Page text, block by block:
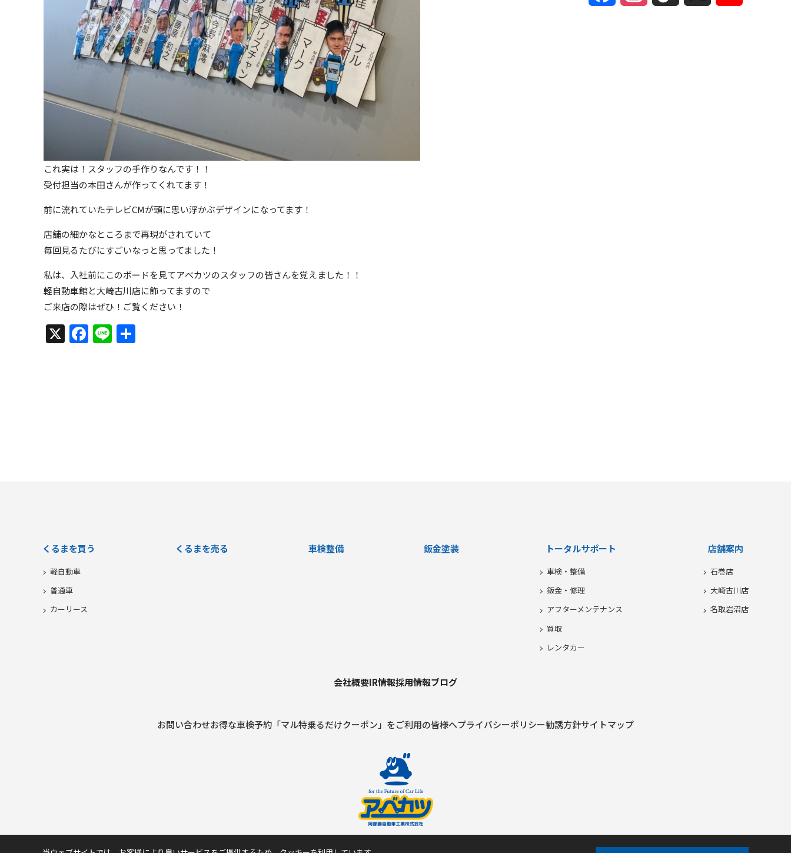
これ実は！スタッフの手作りなんです！！
受付担当の本田さんが作ってくれてます！
前に流れていたテレビCMが頭に思い浮かぶデザインになってます！
店舗の細かなところまで再現がされていて
毎回見るたびにすごいなっと思ってました！
私は、入社前にこのボードを見てアベカツのスタッフの皆さんを覚えました！！
軽自動車館と大崎古川店に飾ってますので
ご来店の際はぜひ！ご覧ください！
X Facebook
Line
くるまを買う
軽自動車
普通車
カーリース
くるまを売る 車検整備 鈑金塗装 トータルサポート
車検・整備
鈑金・修理
アフターメンテナンス
買取
レンタカー
店舗案内
石巻店
大崎古川店
名取岩沼店
会社概要IR情報採用情報ブログ
お問い合わせお得な車検予約 「マル特乗るだけクーポン」をご利用の皆様へプライバシーポリシー勧誘方針サイトマップ